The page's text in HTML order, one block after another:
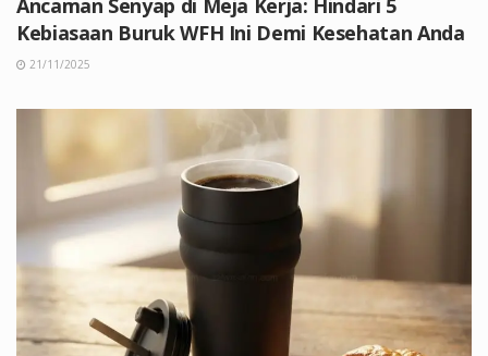
Ancaman Senyap di Meja Kerja: Hindari 5
Kebiasaan Buruk WFH Ini Demi Kesehatan Anda
21/11/2025